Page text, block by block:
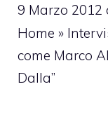
9 Marzo 2012
Home »
come Marco
Dalla”